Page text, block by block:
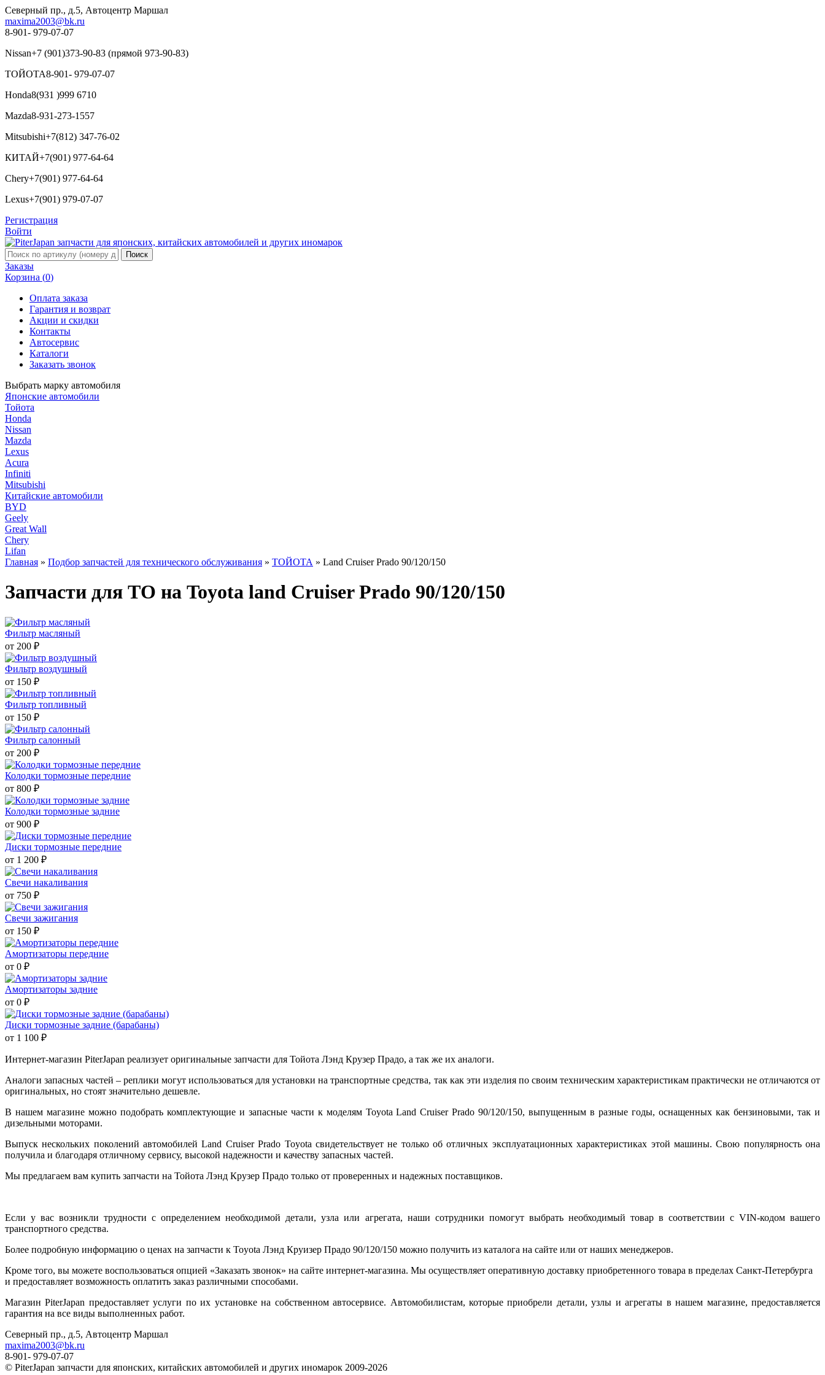
Северный пр., д.5, Автоцентр Маршал
maxima2003@bk.ru
8-901- 979-07-07
Nissan+7 (901)373-90-83 (прямой 973-90-83)
ТОЙОТА8-901- 979-07-07
Honda8(931 )999 6710
Mazda8-931-273-1557
Mitsubishi+7(812) 347-76-02
КИТАЙ+7(901) 977-64-64
Chery+7(901) 977-64-64
Lexus+7(901) 979-07-07
Регистрация
Войти
Заказы
Корзина (0)
Оплата заказа
Гарантия и возврат
Акции и скидки
Контакты
Автосервис
Каталоги
Заказать звонок
Выбрать марку автомобиля
Японские автомобили
Тойота
Honda
Nissan
Mazda
Lexus
Acura
Infiniti
Mitsubishi
Китайские автомобили
BYD
Geely
Great Wall
Chery
Lifan
Главная » Подбор запчастей для технического обслуживания » ТОЙОТА » Land Сruiser Prado 90/120/150
Запчасти для ТО на Toyota land Сruiser Prado 90/120/150
Фильтр масляный
от 200 ₽
Фильтр воздушный
от 150 ₽
Фильтр топливный
от 150 ₽
Фильтр салонный
от 200 ₽
Колодки тормозные передние
от 800 ₽
Колодки тормозные задние
от 900 ₽
Диски тормозные передние
от 1 200 ₽
Свечи накаливания
от 750 ₽
Свечи зажигания
от 150 ₽
Амортизаторы передние
от 0 ₽
Амортизаторы задние
от 0 ₽
Диски тормозные задние (барабаны)
от 1 100 ₽
Интернет-магазин PiterJapan реализует оригинальные запчасти для Тойота Лэнд Крузер Прадо, а так же их аналоги.
Аналоги запасных частей – реплики могут использоваться для установки на транспортные средства, так как эти изделия по своим техническим характеристикам практически не отличаются от
оригинальных, но стоят значительно дешевле.
В нашем магазине можно подобрать комплектующие и запасные части к моделям Toyota Land Сruiser Prado 90/120/150, выпущенным в разные годы, оснащенных как бензиновыми, так и
дизельными моторами.
Выпуск нескольких поколений автомобилей Land Сruiser Prado Toyota свидетельствует не только об отличных эксплуатационных характеристиках этой машины. Свою популярность она
получила и благодаря отличному сервису, высокой надежности и качеству запасных частей.
Мы предлагаем вам купить запчасти на Тойота Лэнд Крузер Прадо только от проверенных и надежных поставщиков.
Если у вас возникли трудности с определением необходимой детали, узла или агрегата, наши сотрудники помогут выбрать необходимый товар в соответствии с VIN-кодом вашего
транспортного средства.
Более подробную информацию о ценах на запчасти к Toyota Лэнд Круизер Прадо 90/120/150 можно получить из каталога на сайте или от наших менеджеров.
Кроме того, вы можете воспользоваться опцией «Заказать звонок» на сайте интернет-магазина. Мы осуществляет оперативную доставку приобретенного товара в пределах Санкт-Петербурга
и предоставляет возможность оплатить заказ различными способами.
Магазин PiterJapan предоставляет услуги по их установке на собственном автосервисе. Автомобилистам, которые приобрели детали, узлы и агрегаты в нашем магазине, предоставляется
гарантия на все виды выполненных работ.
Северный пр., д.5, Автоцентр Маршал
maxima2003@bk.ru
8-901- 979-07-07
© PiterJapan запчасти для японских, китайских автомобилей и других иномарок 2009-2026